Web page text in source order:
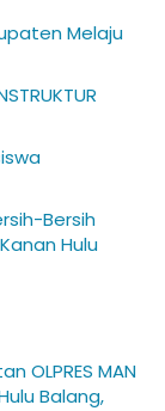
Melaju
Bersih
Hulu
OLPRES MAN
Balang,